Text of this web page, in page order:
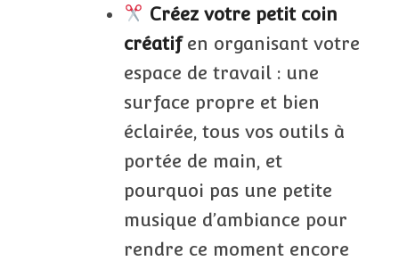
Créez votre petit coin
créatifen organisant votre
espace de travail : une
surface propre et bien
éclairée, tous vos outils à
portée de main, et
pourquoi pas une petite
musique d’ambiance pour
rendre ce moment encore